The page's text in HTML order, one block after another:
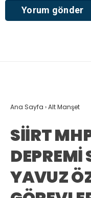
Ana Sayfa ›Alt Manşet
SİİRT
DEPREMİ
YAVUZ